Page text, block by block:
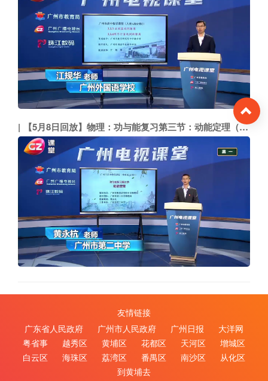
【5月8日回放】物理：功与能复习第三节：动能定理（市二中 黄永杭）
友情链接
广东省人民政府
广州市人民政府 广州日报
大洋网
粤省事
越秀区 黄埔区 花都区 天河区
增城区
白云区
海珠区 荔湾区 番禺区 南沙区
从化区
到黄埔去